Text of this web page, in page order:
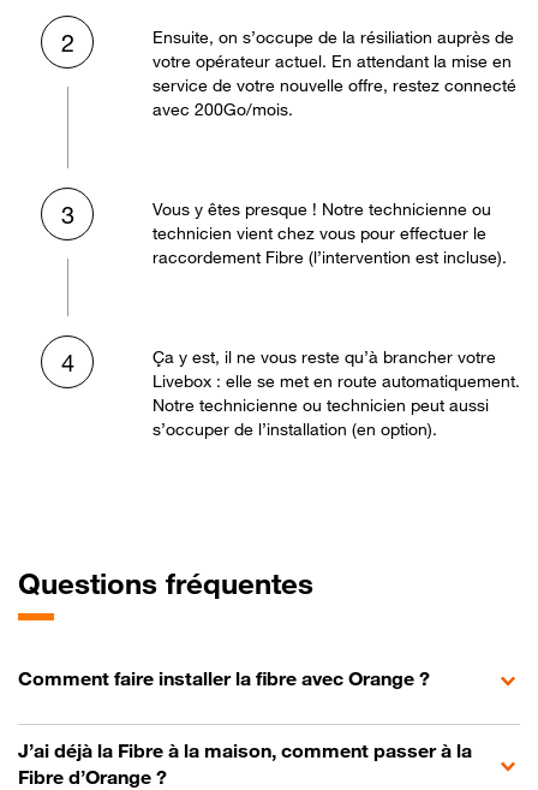
2
Ensuite, on s’occupe de la résiliation auprès de
votre opérateur actuel. En attendant la mise en
service de votre nouvelle offre, restez connecté
avec 200Go/mois.
3
Vous y êtes presque ! Notre technicienne ou
technicien vient chez vous pour effectuer le
raccordement Fibre (l’intervention est incluse).
4
Ça y est, il ne vous reste qu’à brancher votre
Livebox : elle se met en route automatiquement.
Notre technicienne ou technicien peut aussi
s’occuper de l’installation (en option).
Questions fréquentes
Comment faire installer la fibre avec Orange ?
J’ai déjà la Fibre à la maison, comment passer à la
Fibre d’Orange ?